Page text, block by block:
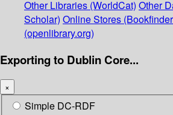
Other Libraries (WorldCat) Other
Scholar) Online Stores
(openlibrary.org)
Exporting to Dublin Core...
×
Simple DC-RDF